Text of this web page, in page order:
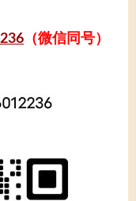
（微信同号）